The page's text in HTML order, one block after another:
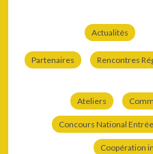
Actualités
Partenaires Rencontres
Ateliers
Concours National
Coopération